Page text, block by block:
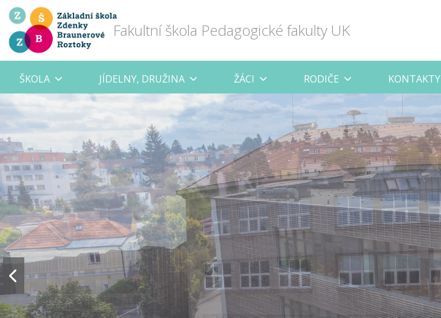
Fakultní škola Pedagogické fakulty UK
ŠKOLA JÍDELNY, DRUŽINA ŽÁCI RODIČE KONTAKTY